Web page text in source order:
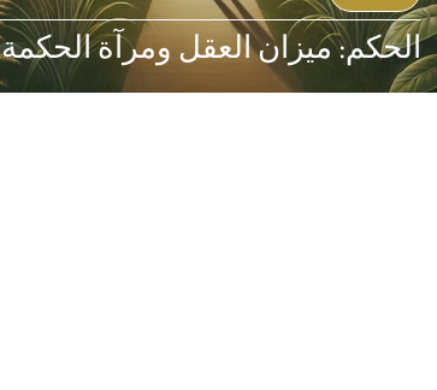
الحكم: ميزان العقل ومرآة الحكمة